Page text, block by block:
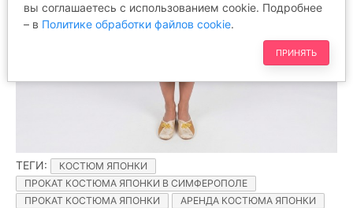
ТЕГИ:
КОСТЮМ ЯПОНКИ
ПРОКАТ КОСТЮМА ЯПОНКИ В СИМФЕРОПОЛЕ
ПРОКАТ КОСТЮМА ЯПОНКИ
АРЕНДА КОСТЮМА ЯПОНКИ
вы соглашаетесь с использованием cookie. Подробнее
– в Политике обработки файлов cookie.
ПРИНЯТЬ